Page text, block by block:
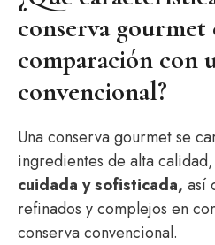
conserva gourmet
comparación con
convencional?
Una conserva gourmet se
ingredientes de alta calidad,
cuidada y sofisticada, así
refinados y complejos en
conserva convencional.